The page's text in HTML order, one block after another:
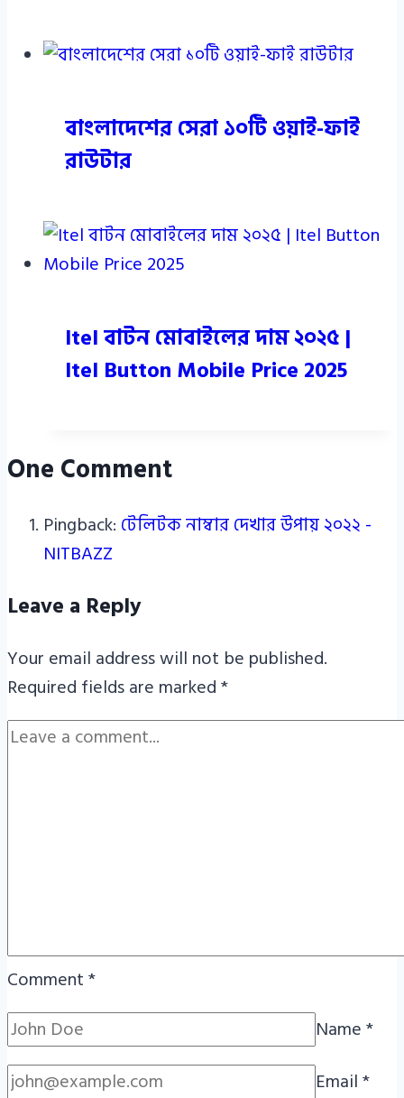
বাংলাদেশের সেরা ১০টি ওয়াই-ফাই
রাউটার
Itel বাটন মোবাইলের দাম ২০২৫ |
Itel Button Mobile Price 2025
One Comment
Pingback: টেলিটক নাম্বার দেখার উপায় ২০২২ -
NITBAZZ
Leave a Reply
Your email address will not be published.
Required fields are marked*
Comment*
Name*
Email*